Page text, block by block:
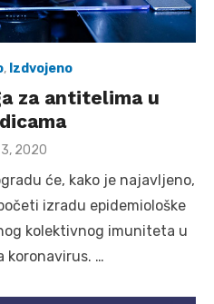
, Izdvojeno
za antitelima u
3, 2020
će, kako je najavljeno,
izradu epidemiološke
kolektivnog imuniteta u
koronavirus. …